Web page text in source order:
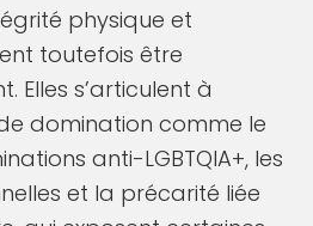
physique et
toutefois être
Elles s’articulent à
domination comme le
anti-LGBTQIA+, les
et la précarité liée